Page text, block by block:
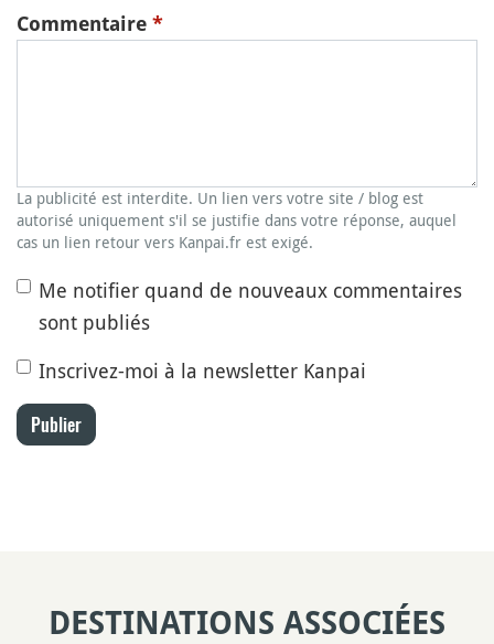
Commentaire *
La publicité est interdite. Un lien vers votre site / blog est
autorisé uniquement s'il se justifie dans votre réponse, auquel
cas un lien retour vers Kanpai.fr est exigé.
Me notifier quand de nouveaux commentaires
sont publiés
Inscrivez-moi à la newsletter Kanpai
Publier
DESTINATIONS ASSOCIÉES